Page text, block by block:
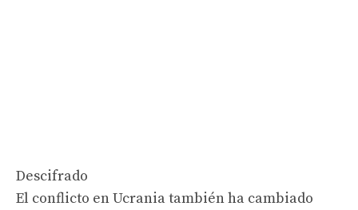
Descifrado
El conflicto en Ucrania también ha cambiado